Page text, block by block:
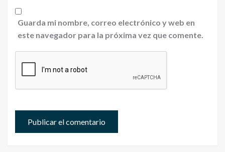
Guarda mi nombre, correo electrónico y web en
este navegador para la próxima vez que comente.